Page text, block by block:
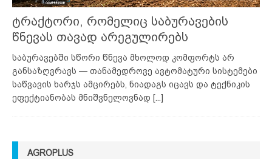
ტრაქტორი, რომელიც საბურავების
წნევას თავად არეგულირებს
საბურავებში სწორი წნევა მხოლოდ კომფორტს არ
განსაზღვრავს — თანამედროვე ავტომატური სისტემები
საწვავის ხარჯს ამცირებს, ნიადაგს იცავს და ტექნიკის
ეფექტიანობას მნიშვნელოვნად [...]
AGROPLUS